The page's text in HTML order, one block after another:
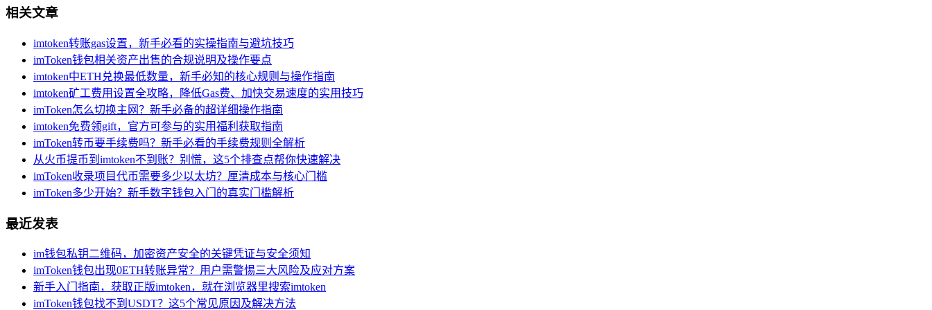
相关文章
imtoken转账gas设置，新手必看的实操指南与避坑技巧
imToken钱包相关资产出售的合规说明及操作要点
imtoken中ETH兑换最低数量，新手必知的核心规则与操作指南
imtoken矿工费用设置全攻略，降低Gas费、加快交易速度的实用技巧
imToken怎么切换主网？新手必备的超详细操作指南
imtoken免费领gift，官方可参与的实用福利获取指南
imToken转币要手续费吗？新手必看的手续费规则全解析
从火币提币到imtoken不到账？别慌，这5个排查点帮你快速解决
imToken收录项目代币需要多少以太坊？厘清成本与核心门槛
imToken多少开始？新手数字钱包入门的真实门槛解析
最近发表
im钱包私钥二维码，加密资产安全的关键凭证与安全须知
imToken钱包出现0ETH转账异常？用户需警惕三大风险及应对方案
新手入门指南，获取正版imtoken，就在浏览器里搜索imtoken
imToken钱包找不到USDT？这5个常见原因及解决方法